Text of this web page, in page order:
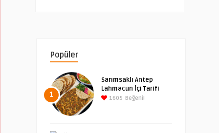
Popüler
1
Sarımsaklı Antep
Lahmacun İçi Tarifi
1605 Beğeni!